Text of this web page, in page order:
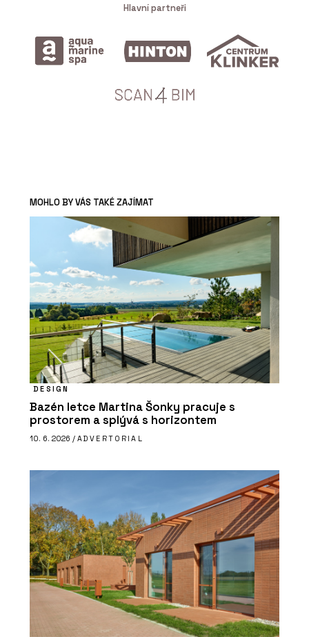
Hlavní partneři
MOHLO BY VÁS TAKÉ ZAJÍMAT
DESIGN
Bazén letce Martina Šonky pracuje s
prostorem a splývá s horizontem
10. 6. 2026 / ADVERTORIAL